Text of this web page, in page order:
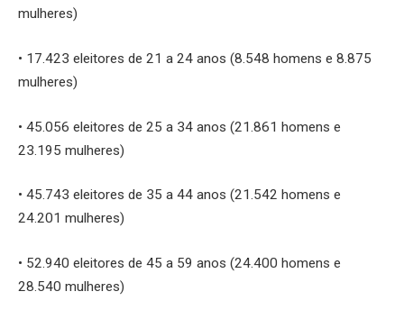
mulheres)
• 17.423 eleitores de 21 a 24 anos (8.548 homens e 8.875
mulheres)
• 45.056 eleitores de 25 a 34 anos (21.861 homens e
23.195 mulheres)
• 45.743 eleitores de 35 a 44 anos (21.542 homens e
24.201 mulheres)
• 52.940 eleitores de 45 a 59 anos (24.400 homens e
28.540 mulheres)